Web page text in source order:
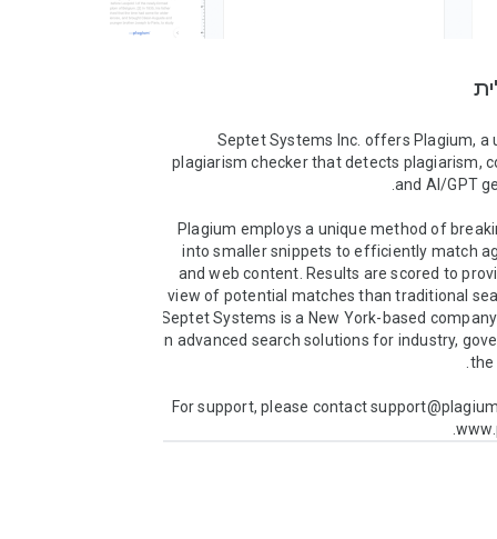
Septet Systems Inc. offers Plagium, a
plagiarism checker that detects plagiarism,
Plagium employs a unique method of
into smaller snippets to efficiently match
and web content. Results are scored to
view of potential matches than traditional
Septet Systems is a New York-based
in advanced search solutions for industry,
For support, please contact